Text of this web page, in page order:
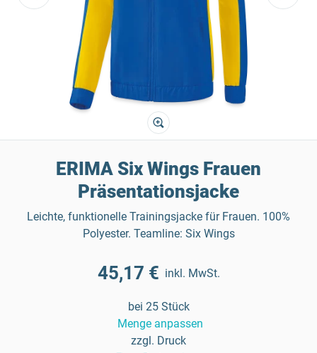
ERIMA Six Wings Frauen
Präsentationsjacke
Leichte, funktionelle Trainingsjacke für Frauen. 100%
Polyester. Teamline: Six Wings
45,17 € inkl. MwSt.
bei 25 Stück
Menge anpassen
zzgl. Druck